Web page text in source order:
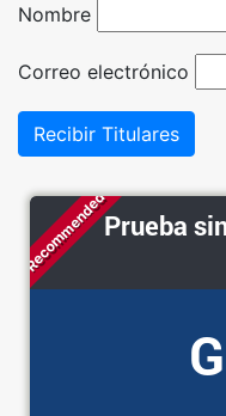
Nombre
Correo electrónico
Recibir Titulares
RecommendedPrueba